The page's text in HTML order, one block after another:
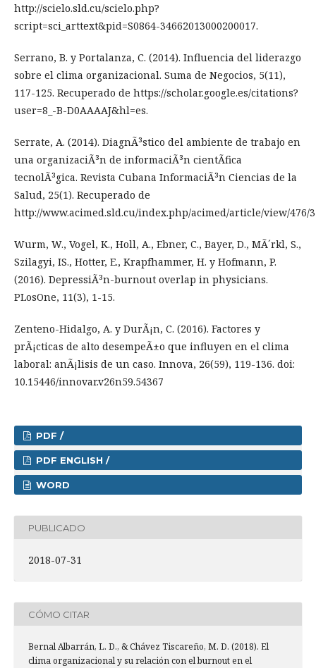
http://scielo.sld.cu/scielo.php?
script=sci_arttext&pid=S0864-34662013000200017.
Serrano, B. y Portalanza, C. (2014). Influencia del liderazgo
sobre el clima organizacional. Suma de Negocios, 5(11),
117-125. Recuperado de https://scholar.google.es/citations?
user=8_-B-D0AAAAJ&hl=es.
Serrate, A. (2014). DiagnÃ³stico del ambiente de trabajo en
una organizaciÃ³n de informaciÃ³n cientÃ­fica
tecnolÃ³gica. Revista Cubana InformaciÃ³n Ciencias de la
Salud, 25(1). Recuperado de
http://www.acimed.sld.cu/index.php/acimed/article/view/476/
Wurm, W., Vogel, K., Holl, A., Ebner, C., Bayer, D., MÃ´rkl, S.,
Szilagyi, IS., Hotter, E., Krapfhammer, H. y Hofmann, P.
(2016). DepressiÃ³n-burnout overlap in physicians.
PLosOne, 11(3), 1-15.
Zenteno-Hidalgo, A. y DurÃ¡n, C. (2016). Factores y
prÃ¡cticas de alto desempeÃ±o que influyen en el clima
laboral: anÃ¡lisis de un caso. Innova, 26(59), 119-136. doi:
10.15446/innovar.v26n59.54367
PDF /
PDF ENGLISH /
WORD
PUBLICADO
2018-07-31
CÓMO CITAR
Bernal Albarrán, L. D., & Chávez Tiscareño, M. D. (2018). El
clima organizacional y su relación con el burnout en el